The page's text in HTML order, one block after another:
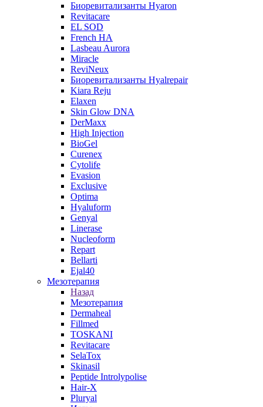
Биоревитализанты Hyaron
Revitacare
EL SOD
French HA
Lasbeau Aurora
Miracle
ReviNeux
Биоревитализанты Hyalrepair
Kiara Reju
Elaxen
Skin Glow DNA
DerMaxx
High Injection
BioGel
Curenex
Cytolife
Evasion
Exclusive
Optima
Hyaluform
Genyal
Linerase
Nucleoform
Repart
Bellarti
Ejal40
Мезотерапия
Назад
Мезотерапия
Dermaheal
Fillmed
TOSKANI
Revitacare
SelaTox
Skinasil
Peptide Introlypolise
Hair-X
Pluryal